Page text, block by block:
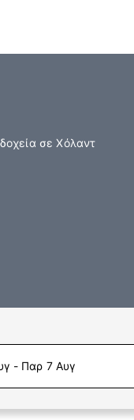
σε Χόλαντ
- Παρ 7 Αυγ